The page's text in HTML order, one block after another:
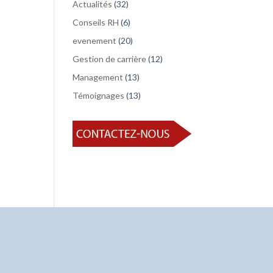
Actualités (32)
Conseils RH (6)
evenement (20)
Gestion de carrière(12)
Management (13)
Témoignages (13)